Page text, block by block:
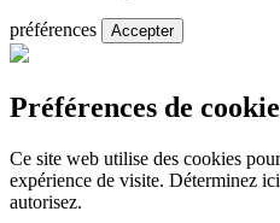
préférences Accepter
Préférences de
Ce site web utilise des cookies
expérience de visite. Déterminez
autorisez.